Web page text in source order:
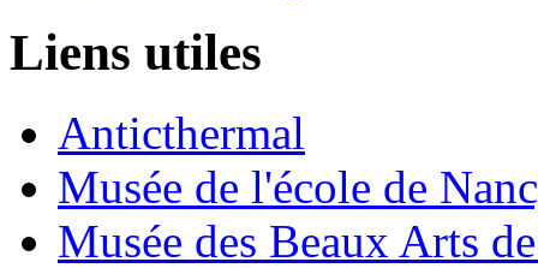
Liens utiles
Anticthermal
Musée de l'école de
Musée des Beaux Arts